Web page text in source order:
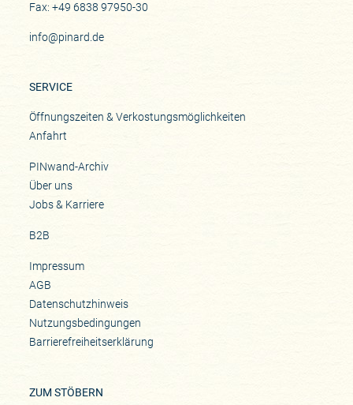
Fax: +49 6838 97950-30
info@pinard.de
SERVICE
Öffnungszeiten & Verkostungsmöglichkeiten
Anfahrt
PINwand-Archiv
Über uns
Jobs & Karriere
B2B
Impressum
AGB
Datenschutzhinweis
Nutzungsbedingungen
Barrierefreiheitserklärung
ZUM STÖBERN